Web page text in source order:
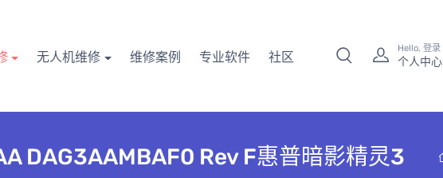
无人机维修 维修案例 专业软件 社区
Hello, 登录
个人中心
DAG3AAMBAF0 Rev F惠普暗影精灵3